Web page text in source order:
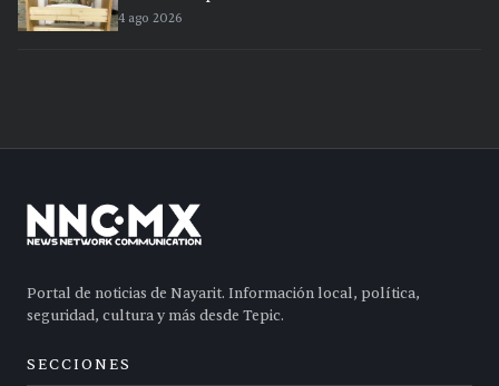
4 ago 2026
Portal de noticias de Nayarit. Información local, política,
seguridad, cultura y más desde Tepic.
SECCIONES